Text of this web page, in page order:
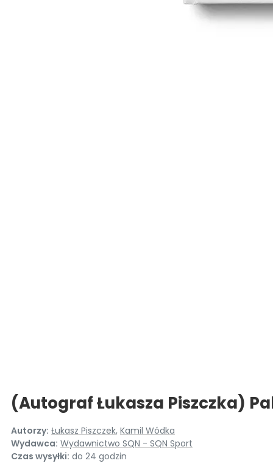
(Autograf Łukasza Piszczka)
Autorzy: Łukasz Piszczek, Kamil Wódka
Wydawca: Wydawnictwo SQN - SQN Sport
Czas wysyłki: do 24 godzin